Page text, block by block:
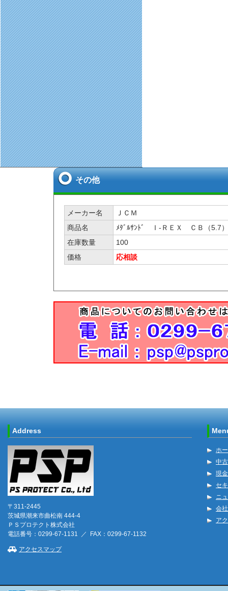
その他
メーカー名
ＪＣＭ
商品名
ﾒﾀﾞﾙｻﾝﾄﾞ Ｉ-ＲＥＸ ＣＢ（
在庫数量
100
価格
応相談
Address
〒311-2445
茨城県潮来市曲松南 444-4
ＰＳプロテクト株式会社
電話番号：0299-67-1131 ／ FAX：0299-67-1132
アクセスマップ
ホ
中
現
セ
ニ
会
ア